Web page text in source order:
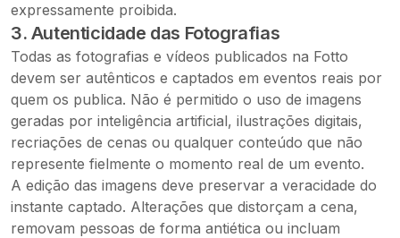
expressamente proibida.
3. Autenticidade das Fotografias
Todas as fotografias e vídeos publicados na Fotto
devem ser autênticos e captados em eventos reais por
quem os publica. Não é permitido o uso de imagens
geradas por inteligência artificial, ilustrações digitais,
recriações de cenas ou qualquer conteúdo que não
represente fielmente o momento real de um evento.
A edição das imagens deve preservar a veracidade do
instante captado. Alterações que distorçam a cena,
removam pessoas de forma antiética ou incluam